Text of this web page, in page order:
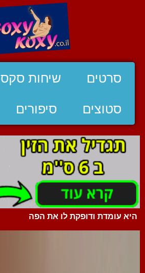
סרטים שיחות סקס
סטוצים סיפורים
היא עומדת ודופקת לו את הפה